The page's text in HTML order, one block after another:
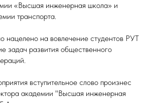
«Высшая инженерная школа» и
транспорта.
нацелено на вовлечение студентов РУТ
развития общественного
вступительное слово произнес
академии "Высшая инженерная